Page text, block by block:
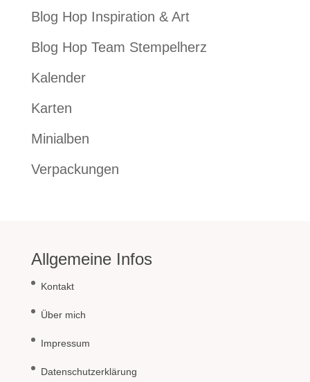
Blog Hop Inspiration & Art
Blog Hop Team Stempelherz
Kalender
Karten
Minialben
Verpackungen
Allgemeine Infos
Kontakt
Über mich
Impressum
Datenschutzerklärung